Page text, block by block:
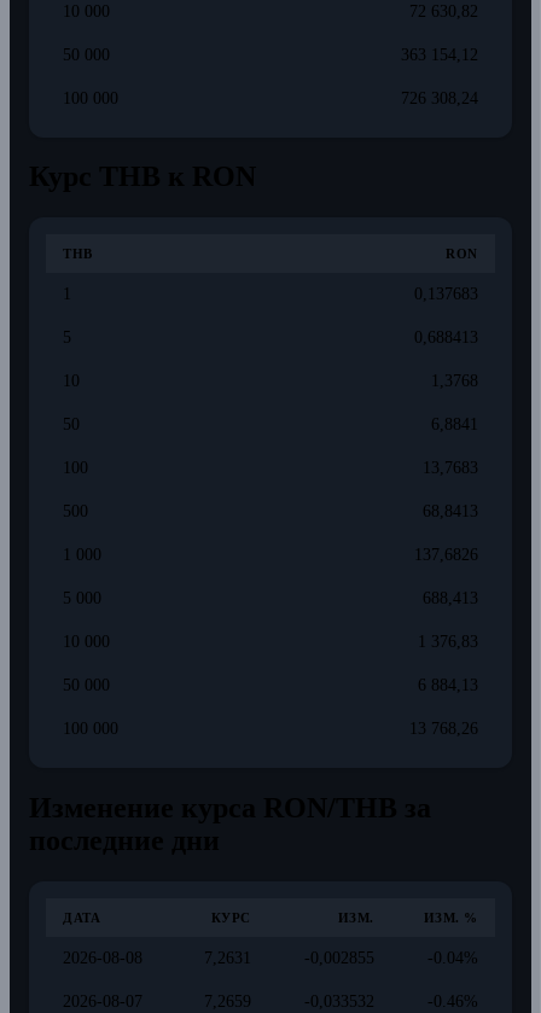
10 000 72 630,82
50 000 363 154,12
100 000 726 308,24
THB RON
0,137683
5 0,688413
10 1,3768
50 6,8841
100 13,7683
500 68,8413
1 000 137,6826
5 000 688,413
10 000 1 376,83
50 000 6 884,13
100 000 13 768,26
ДАТА КУРС ИЗМ. ИЗМ. %
2026-08-08 7,2631 -0,002855 -0.04%
2026-08-07 7,2659 -0,033532 -0.46%